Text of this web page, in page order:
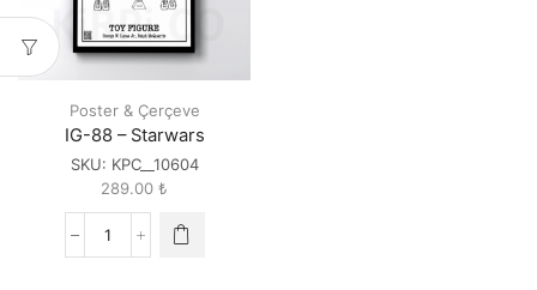
Poster & Çerçeve
IG-88 – Starwars
SKU: KPC__10604
289.00 ₺
IG-